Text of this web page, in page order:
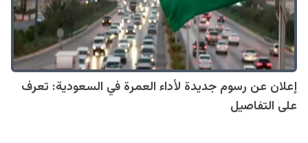
إعلان عن رسوم جديدة لأداء العمرة في السعودية: تعرف
على التفاصيل